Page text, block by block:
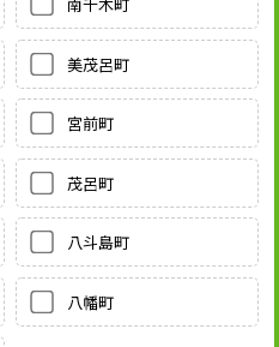
南千木町
美茂呂町
宮前町
茂呂町
八斗島町
八幡町